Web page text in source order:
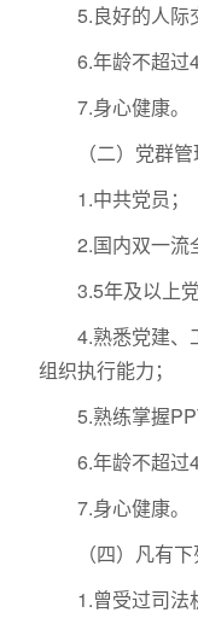
5.良好的人际
6.年龄不超过
7.身心健康。
（二）党群
1.中共党员；
2.国内双一流
3.5年及以上
4.熟悉党建、
组织执行能力；
5.熟练掌握
6.年龄不超过
7.身心健康。
（四）凡有
1.曾受过司法